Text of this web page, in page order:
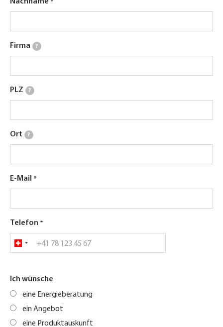
Nachname
Firma ?
PLZ ?
Ort ?
E-Mail
Telefon
Ich wünsche
eine Energieberatung
ein Angebot
eine Produktauskunft